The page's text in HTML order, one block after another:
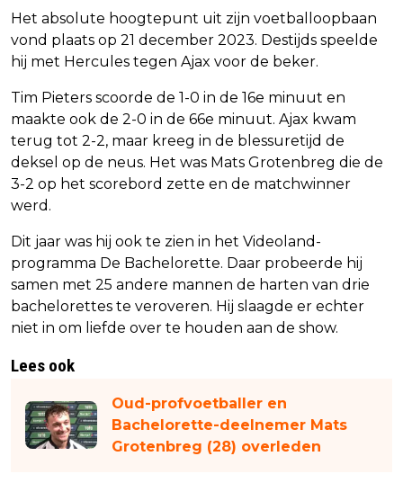
Het absolute hoogtepunt uit zijn voetballoopbaan
vond plaats op 21 december 2023. Destijds speelde
hij met Hercules tegen Ajax voor de beker.
Tim Pieters scoorde de 1-0 in de 16e minuut en
maakte ook de 2-0 in de 66e minuut. Ajax kwam
terug tot 2-2, maar kreeg in de blessuretijd de
deksel op de neus. Het was Mats Grotenbreg die de
3-2 op het scorebord zette en de matchwinner
werd.
Dit jaar was hij ook te zien in het Videoland-
programma De Bachelorette. Daar probeerde hij
samen met 25 andere mannen de harten van drie
bachelorettes te veroveren. Hij slaagde er echter
niet in om liefde over te houden aan de show.
Lees ook
Oud-profvoetballer en
Bachelorette-deelnemer Mats
Grotenbreg (28) overleden